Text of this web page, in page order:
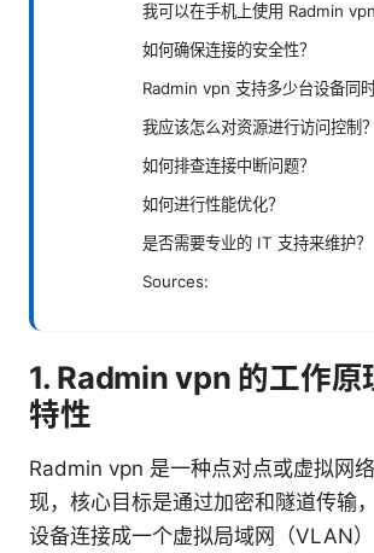
我可以在手机上使用 Radmin vpn
如何确保连接的安全性？
Radmin vpn 支持多少台设备同时
我应该怎么对资源进行访问控制？
如何排查连接中断问题？
如何进行性能优化？
是否需要专业的 IT 支持来维护？
Sources:
1. Radmin vpn 的工作原
特性
Radmin vpn 是一种点对点或虚拟网
现，核心目标是通过加密和隧道传输
设备连接成一个虚拟局域网（VLAN